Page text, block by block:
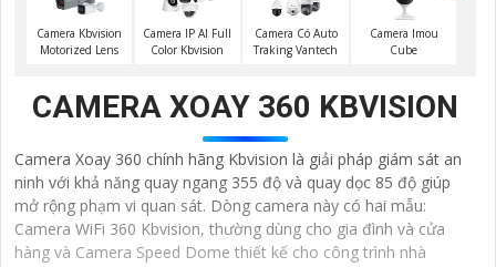
Camera Kbvision
Motorized Lens
Camera IP AI Full
Color Kbvision
Camera Có Auto
Traking Vantech
Camera Imou
Cube
CAMERA XOAY 360 KBVISION
Camera Xoay 360 chính hãng Kbvision là giải pháp giám sát an
ninh với khả năng quay ngang 355 độ và quay dọc 85 độ giúp
mở rộng phạm vi quan sát. Dòng camera này có hai mẫu:
Camera WiFi 360 Kbvision, thường dùng cho gia đình và cửa
hàng và Camera Speed Dome thiết kế cho công trình nhà